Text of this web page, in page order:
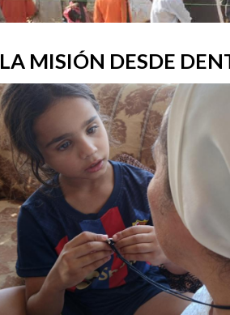
LA MISIÓN DESDE